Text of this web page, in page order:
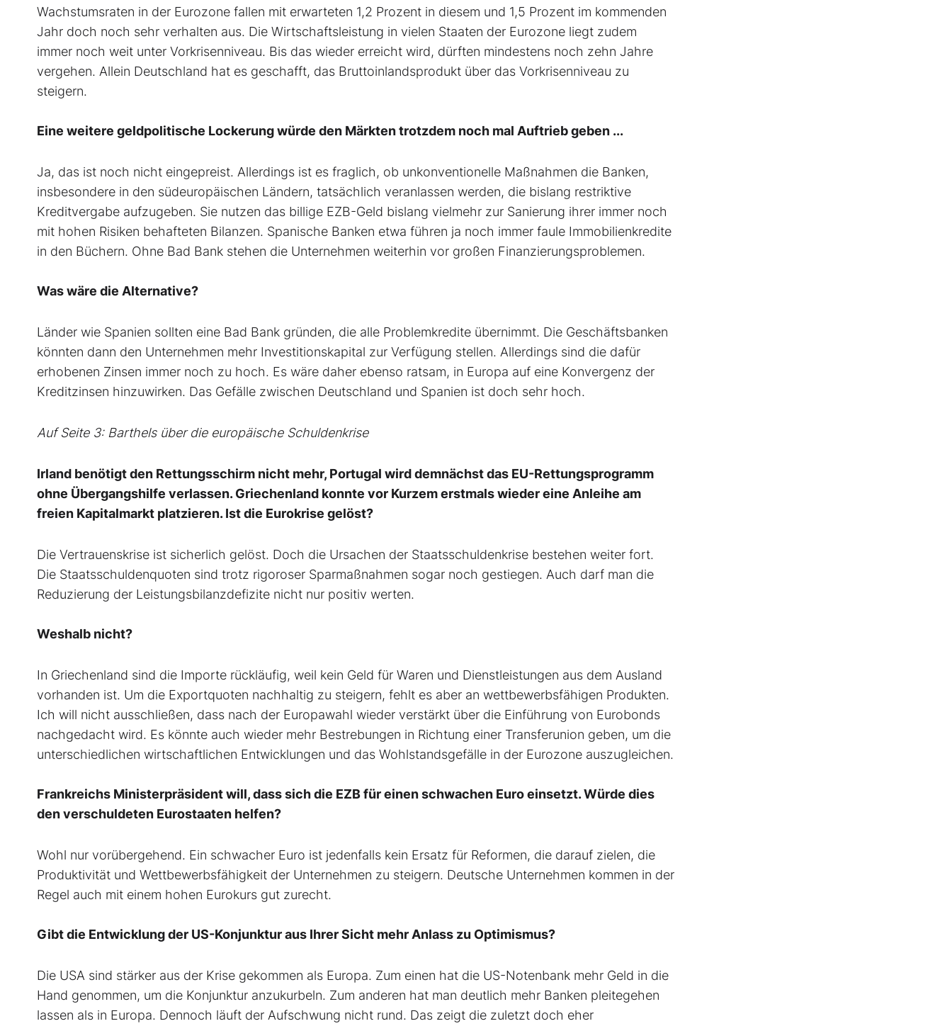
Wachstumsraten in der Eurozone fallen mit erwarteten 1,2 Prozent in diesem und 1,5 Prozent im kommenden
Jahr doch noch sehr verhalten aus. Die Wirtschaftsleistung in vielen Staaten der Eurozone liegt zudem
immer noch weit unter Vorkrisenniveau. Bis das wieder erreicht wird, dürften mindestens noch zehn Jahre
vergehen. Allein Deutschland hat es geschafft, das Bruttoinlandsprodukt über das Vorkrisenniveau zu
steigern.
Eine weitere geldpolitische Lockerung würde den Märkten trotzdem noch mal Auftrieb geben ...
Ja, das ist noch nicht eingepreist. Allerdings ist es fraglich, ob unkonventionelle Maßnahmen die Banken,
insbesondere in den südeuropäischen Ländern, tatsächlich veranlassen werden, die bislang restriktive
Kreditvergabe aufzugeben. Sie nutzen das billige EZB-Geld bislang vielmehr zur Sanierung ihrer immer noch
mit hohen Risiken behafteten Bilanzen. Spanische Banken etwa führen ja noch immer faule Immobilienkredite
in den Büchern. Ohne Bad Bank stehen die Unternehmen weiterhin vor großen Finanzierungsproblemen.
Was wäre die Alternative?
Länder wie Spanien sollten eine Bad Bank gründen, die alle Problemkredite übernimmt. Die Geschäftsbanken
könnten dann den Unternehmen mehr Investitionskapital zur Verfügung stellen. Allerdings sind die dafür
erhobenen Zinsen immer noch zu hoch. Es wäre daher ebenso ratsam, in Europa auf eine Konvergenz der
Kreditzinsen hinzuwirken. Das Gefälle zwischen Deutschland und Spanien ist doch sehr hoch.
Auf Seite 3: Barthels über die europäische Schuldenkrise
Irland benötigt den Rettungsschirm nicht mehr, Portugal wird demnächst das EU-Rettungsprogramm
ohne Übergangshilfe verlassen. Griechenland konnte vor Kurzem erstmals wieder eine Anleihe am
freien Kapitalmarkt platzieren. Ist die Eurokrise gelöst?
Die Vertrauenskrise ist sicherlich gelöst. Doch die Ursachen der Staatsschuldenkrise bestehen weiter fort.
Die Staatsschuldenquoten sind trotz rigoroser Sparmaßnahmen sogar noch gestiegen. Auch darf man die
Reduzierung der Leistungsbilanzdefizite nicht nur positiv werten.
Weshalb nicht?
In Griechenland sind die Importe rückläufig, weil kein Geld für Waren und Dienstleistungen aus dem Ausland
vorhanden ist. Um die Exportquoten nachhaltig zu steigern, fehlt es aber an wettbewerbsfähigen Produkten.
Ich will nicht ausschließen, dass nach der Europawahl wieder verstärkt über die Einführung von Eurobonds
nachgedacht wird. Es könnte auch wieder mehr Bestrebungen in Richtung einer Transferunion geben, um die
unterschiedlichen wirtschaftlichen Entwicklungen und das Wohlstandsgefälle in der Eurozone auszugleichen.
Frankreichs Ministerpräsident will, dass sich die EZB für einen schwachen Euro einsetzt. Würde dies
den verschuldeten Eurostaaten helfen?
Wohl nur vorübergehend. Ein schwacher Euro ist jedenfalls kein Ersatz für Reformen, die darauf zielen, die
Produktivität und Wettbewerbsfähigkeit der Unternehmen zu steigern. Deutsche Unternehmen kommen in der
Regel auch mit einem hohen Eurokurs gut zurecht.
Gibt die Entwicklung der US-Konjunktur aus Ihrer Sicht mehr Anlass zu Optimismus?
Die USA sind stärker aus der Krise gekommen als Europa. Zum einen hat die US-Notenbank mehr Geld in die
Hand genommen, um die Konjunktur anzukurbeln. Zum anderen hat man deutlich mehr Banken pleitegehen
lassen als in Europa. Dennoch läuft der Aufschwung nicht rund. Das zeigt die zuletzt doch eher